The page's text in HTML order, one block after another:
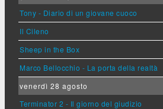
Tony - Diario di un giovane cuoco
Il Cileno
Sheep in the Box
Marco Bellocchio - La porta della realtà
venerdì 28 agosto
Terminator 2 - Il giorno del giudizio